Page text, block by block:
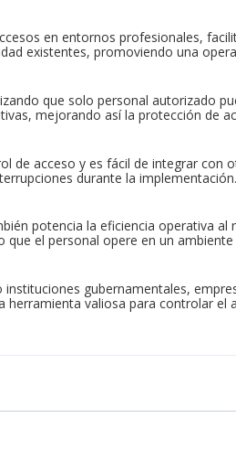
en entornos profesionales,
existentes, promoviendo una
que solo personal autorizado
mejorando así la protección de
acceso y es fácil de integrar con
durante la implementación.
potencia la eficiencia operativa
el personal opere en un
gubernamentales,
valiosa para controlar el